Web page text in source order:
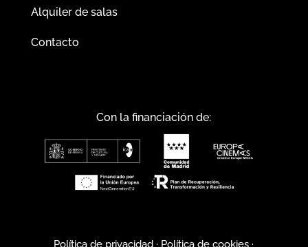
Alquiler de salas
Contacto
Con la financiación de:
Política de privacidad · Política de cookies ·